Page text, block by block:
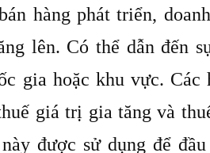
hàng phát triển,
lên. Có thể dẫn đến
gia hoặc khu vực. Các
giá trị gia tăng và
được sử dụng để